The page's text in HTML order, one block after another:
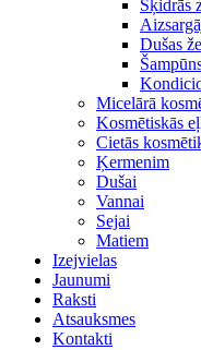
Šķidrās
Dušas
Micelārā
Kosmētiskās
Cietās
Ķermenim
Dušai
Vannai
Sejai
Matiem
Izejvielas
Jaunumi
Raksti
Atsauksmes
Kontakti